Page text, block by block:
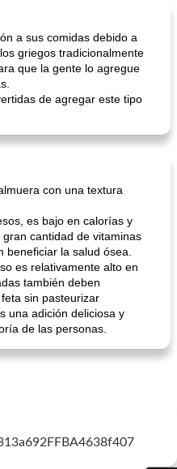
a sus comidas debido a
griegos tradicionalmente
que la gente lo agregue
de agregar este tipo
con una textura
es bajo en calorías y
cantidad de vitaminas
beneficiar la salud ósea.
es relativamente alto en
también deben
sin pasteurizar
una adición deliciosa y
de las personas.